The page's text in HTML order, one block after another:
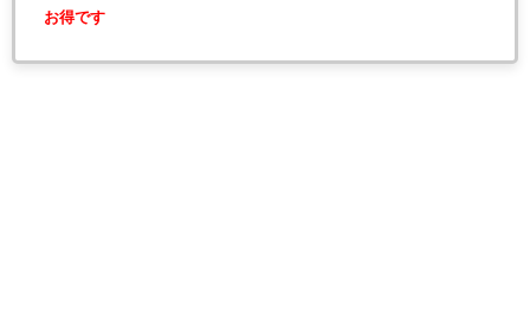
お得です